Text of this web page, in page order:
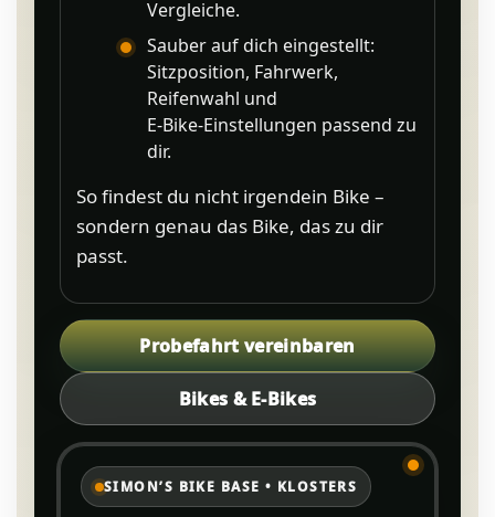
Vergleiche.
Sauber auf dich eingestellt:
Sitzposition, Fahrwerk,
Reifenwahl und
E‑Bike‑Einstellungen passend zu
dir.
So findest du nicht irgendein Bike –
sondern genau das Bike, das zu dir
passt.
Probefahrt vereinbaren
Bikes & E‑Bikes
SIMON’S BIKE BASE • KLOSTERS